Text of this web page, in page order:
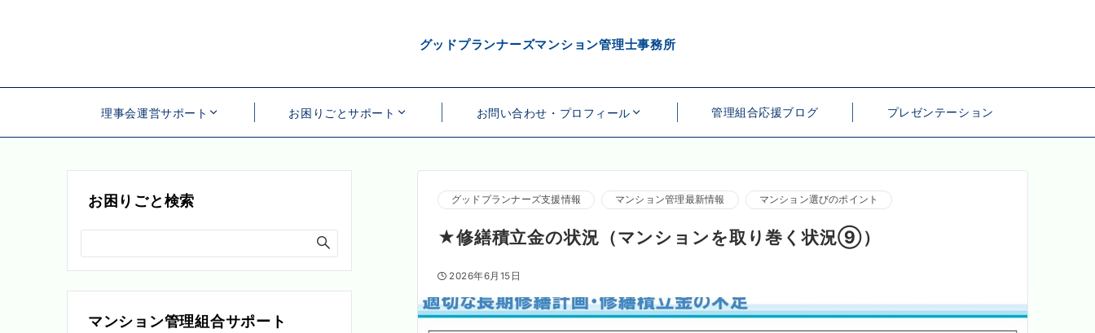
グッドプランナーズマンション管理士事務所
理事会運営サポート お困りごとサポート お問い合わせ・プロフィール 管理組合応援ブログ プレゼンテーション
グッドプランナーズ支援情報 マンション管理最新情報 マンション選びのポイント
★修繕積立金の状況（マンションを取り巻く状況⑨）
2026年6月15日
お困りごと検索
マンション管理組合サポート